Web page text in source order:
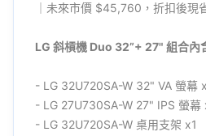
｜未來市價 $45,760，折扣後現
LG 斜槓機 Duo 32”+ 27" 組合內
- LG 32U720SA-W 32" VA 螢幕
- LG 27U730SA-W 27" IPS 螢幕
- LG 32U720SA-W 桌用支架 x1